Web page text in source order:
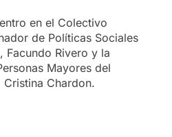
en el Colectivo
de Políticas Sociales
Facundo Rivero y la
Mayores del
Chardon.